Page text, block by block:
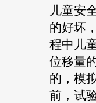
儿童安
的好坏
程中儿
位移量
的，模
前，试